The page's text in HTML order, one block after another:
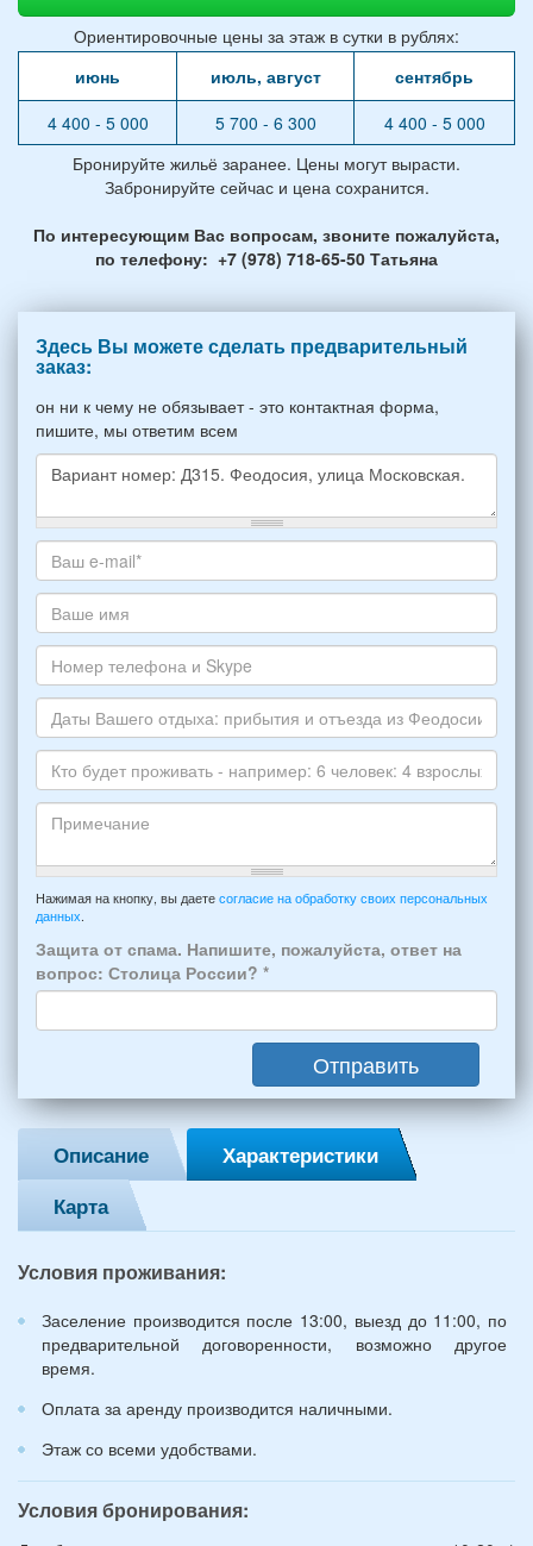
Ориентировочные цены за этаж в сутки в рублях:
июнь
июль, август
сентябрь
4 400 - 5 000
5 700 - 6 300
4 400 - 5 000
Бронируйте жильё заранее. Цены могут вырасти.
Забронируйте сейчас и цена сохранится.
По интересующим Вас вопросам, звоните пожалуйста,
по телефону: +7 (978) 718-65-50 Татьяна
Здесь Вы можете сделать предварительный
заказ:
он ни к чему не обязывает - это контактная форма,
пишите, мы ответим всем
Какое
жилье
хотите
снять,
укажите
пожалуйста
НОМЕР
варианта:
*
Ваш
адрес
электронной
почты
*
Ваше
имя
Номер
телефона
и
Skype
Даты
Вашего
отдыха:
прибытия
отъезда
из
Феодосии:
*
Кто
будет
-
например:
6
человек:
4
взрослых
и
2
детей
(возраст
и
лет):
Примечание
Нажимая на кнопку, вы даете согласие на обработку своих персональных
данных
Защита от спама. Напишите, пожалуйста, ответ на
вопрос: Столица России? *
Отправить
Описание
Характеристики
Карта
Условия проживания:
Заселение производится после 13:00, выезд до 11:00, по
предварительной договоренности, возможно другое
время.
Оплата за аренду производится наличными.
Этаж со всеми удобствами.
Условия бронирования: